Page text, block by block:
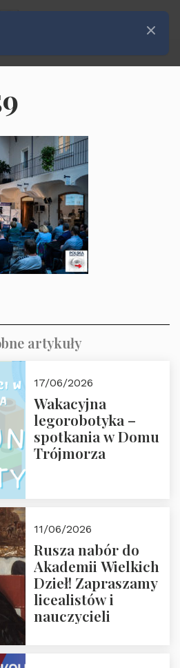
artykuły
17/06/2026
Wakacyjna
legorobotyka –
spotkania w Domu
Trójmorza
11/06/2026
Rusza nabór do
Akademii Wielkich
Dzieł! Zapraszamy
licealistów i
nauczycieli
Zamknij